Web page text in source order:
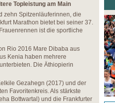
Topleistung am Main
zehn Spitzenläuferinnen, die
Marathon bietet bei seiner 37.
ist die sportliche
Rio 2016 Mare Dibaba aus
Kenia haben mehrere
Die Äthiopierin
Gezahegn (2017) und der
Favoritenkreis. Als stärkste
Bottwartal) und die Frankfurter